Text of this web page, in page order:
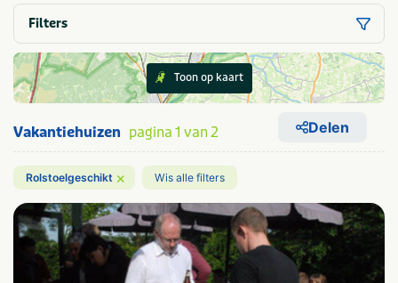
Filters
Toon op kaart
Vakantiehuizen pagina 1 van 2 Delen
Rolstoelgeschikt × Wis alle filters